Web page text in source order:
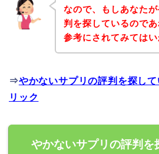
なので、もしあなた
判を探しているので
参考にされてみては
⇒やかないサプリの評判を探し
リック
やかないサプリの評判を